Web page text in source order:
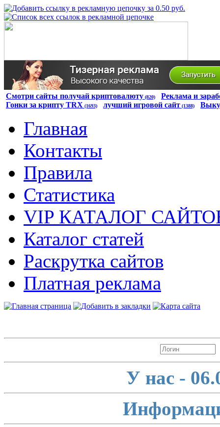
Смотри сайты получай криптовалюту (820)
Реклама и
Гонки за крипту TRX (1693) лучший игровой сайт (1388)
Главная
Контакты
Правила
Статистика
VIP КАТАЛОГ
Каталог статей
Раскрутка сайтов
Платная реклама
У нас -